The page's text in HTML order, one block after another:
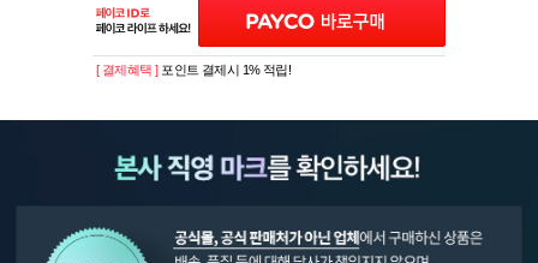
[ 결제혜택 ] 포인트 결제시 1% 적립!